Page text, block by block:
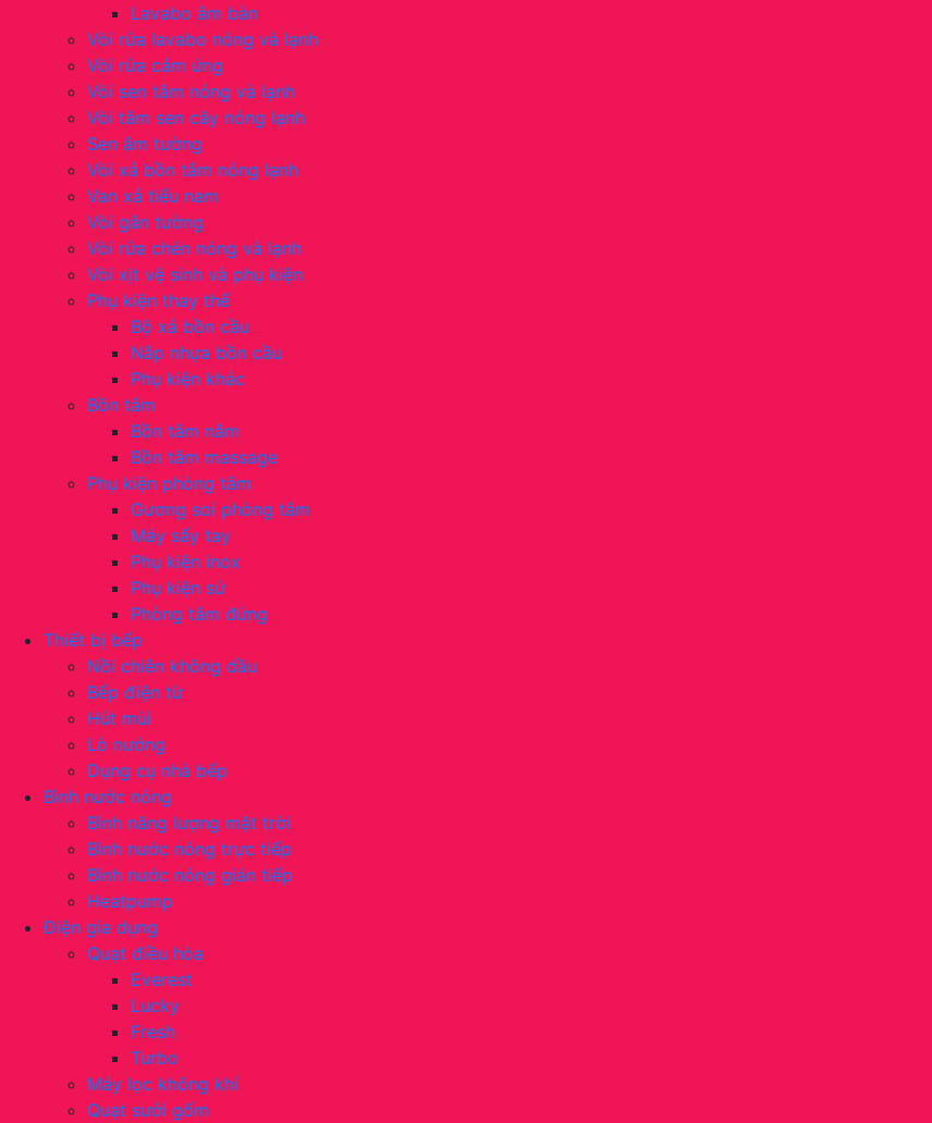
Lavabo âm bàn
Vòi rửa lavabo nóng và lạnh
Vòi rửa cảm ứng
Vòi sen tắm nóng và lạnh
Vòi tắm sen cây nóng lạnh
Sen âm tường
Vòi xả bồn tắm nóng lạnh
Van xả tiểu nam
Vòi gắn tường
Vòi rửa chén nóng và lạnh
Vòi xịt vệ sinh và phụ kiện
Phụ kiện thay thế
Bộ xả bồn cầu
Nắp nhựa bồn cầu
Phụ kiện khác
Bồn tắm
Bồn tắm nằm
Bồn tắm massage
Phụ kiện phòng tắm
Gương soi phòng tắm
Máy sấy tay
Phụ kiện inox
Phụ kiện sứ
Phòng tắm đứng
Thiết bị bếp
Nồi chiên không dầu
Bếp điện từ
Hút mùi
Lò nướng
Dụng cụ nhà bếp
Bình nước nóng
Bình năng lượng mặt trời
Bình nước nóng trực tiếp
Bình nước nóng gián tiếp
Heatpump
Điện gia dụng
Quạt điều hòa
Everest
Lucky
Fresh
Turbo
Máy lọc không khí
Quạt sưởi gốm